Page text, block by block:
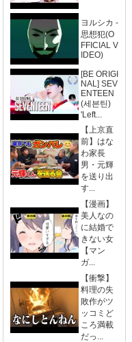
ヨルシカ -
思想犯(O
FFICIAL V
IDEO)
[BE ORIGI
NAL] SEV
ENTEEN
(세븐틴)
'Left...
【上京直
前】はな
わ家長
男・元輝
を送り出
す...
【漫画】
美人なの
に結婚で
きない女
【マン
ガ...
【衝撃】
料理の失
敗作がツ
ッコミど
ころ満載
だっ...